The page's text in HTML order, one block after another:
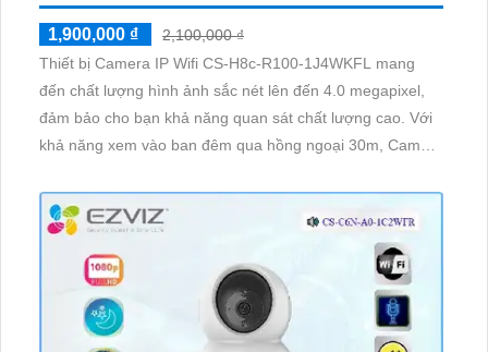
1,900,000 ₫
2,100,000 ₫
Thiết bị Camera IP Wifi CS-H8c-R100-1J4WKFL mang
đến chất lượng hình ảnh sắc nét lên đến 4.0 megapixel,
đảm bảo cho bạn khả năng quan sát chất lượng cao. Với
khả năng xem vào ban đêm qua hồng ngoại 30m, Camera
Trang bị công nghệ IP Wifi, không bao giờ lo lắng về giảm
chất lượng hình ảnh